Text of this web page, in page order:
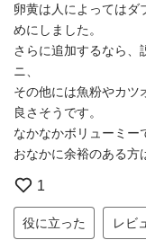
卵黄は人によってはダ
めにしました。
さらに追加するなら、
ニ、
その他には魚粉やカツ
良さそうです。
なかなかボリューミー
おなかに余裕のある方
1
役に立った レビ